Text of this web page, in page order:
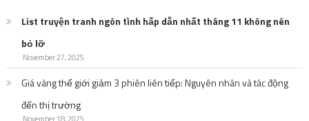
List truyện tranh ngôn tình hấp dẫn nhất tháng 11 không nên
bỏ lỡ
November 27, 2025
Giá vàng thế giới giảm 3 phiên liên tiếp: Nguyên nhân và tác động
đến thị trường
November 18, 2025